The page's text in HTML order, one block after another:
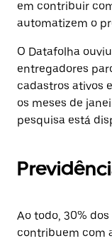
em contribuir
automatizem o
O Datafolha
entregadores
cadastros ativos
os meses de
pesquisa está
Ao todo, 30%
contribuem com